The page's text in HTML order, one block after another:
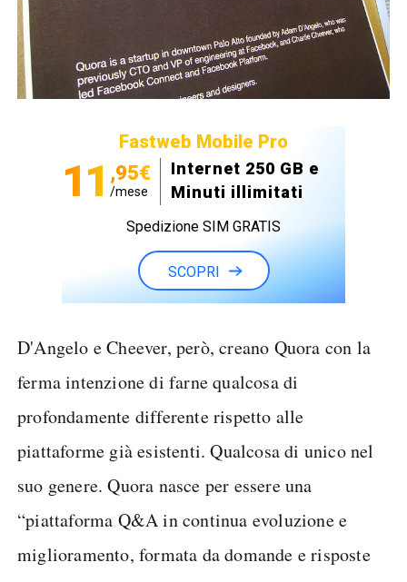
Fastweb Mobile Pro
11 ,95€
/mese
Internet 250 GB e
Minuti illimitati
Spedizione SIM GRATIS
SCOPRI
D'Angelo e Cheever, però, creano Quora con la
ferma intenzione di farne qualcosa di
profondamente differente rispetto alle
piattaforme già esistenti. Qualcosa di unico nel
suo genere. Quora nasce per essere una
“piattaforma Q&A in continua evoluzione e
miglioramento, formata da domande e risposte